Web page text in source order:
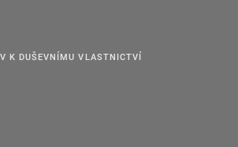
K DUŠEVNÍMU VLASTNICTVÍ